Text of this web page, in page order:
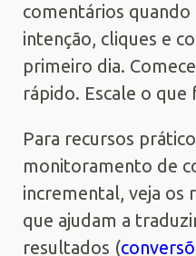
comentários
intenção, cliques e
primeiro dia.
rápido. Escale o que
Para recursos
monitoramento de
incremental, veja os
que ajudam a
resultados (